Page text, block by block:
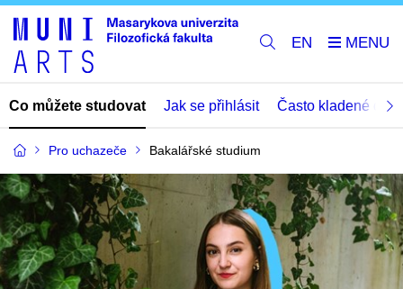
EN
Co můžete studovat Jak se přihlásit Často kladené
Pro uchazeče Bakalářské studium